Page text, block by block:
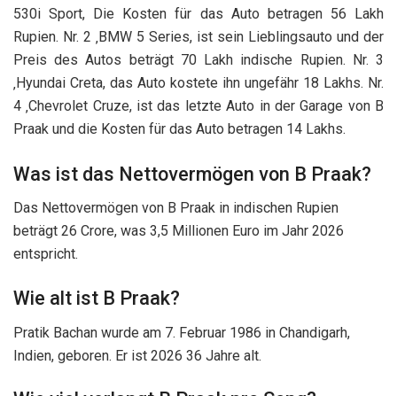
530i Sport, Die Kosten für das Auto betragen 56 Lakh
Rupien. Nr. 2 ‚BMW 5 Series, ist sein Lieblingsauto und der
Preis des Autos beträgt 70 Lakh indische Rupien. Nr. 3
‚Hyundai Creta, das Auto kostete ihn ungefähr 18 Lakhs. Nr.
4 ‚Chevrolet Cruze, ist das letzte Auto in der Garage von B
Praak und die Kosten für das Auto betragen 14 Lakhs.
Was ist das Nettovermögen von B Praak?
Das Nettovermögen von B Praak in indischen Rupien
beträgt 26 Crore, was 3,5 Millionen Euro im Jahr 2026
entspricht.
Wie alt ist B Praak?
Pratik Bachan wurde am 7. Februar 1986 in Chandigarh,
Indien, geboren. Er ist 2026 36 Jahre alt.